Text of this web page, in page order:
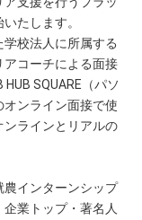
たします。
学校法人に所属する
コーチによる面接
SQUARE（パソ
ンライン面接で使
ンラインとリアルの
インターンシップ
業トップ・著名人